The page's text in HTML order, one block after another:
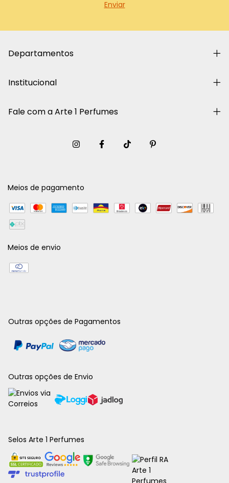
Departamentos
Institucional
Fale com a Arte 1 Perfumes
Meios de pagamento
Meios de envio
Outras opções de Pagamentos
Outras opções de Envio
Selos Arte 1 Perfumes